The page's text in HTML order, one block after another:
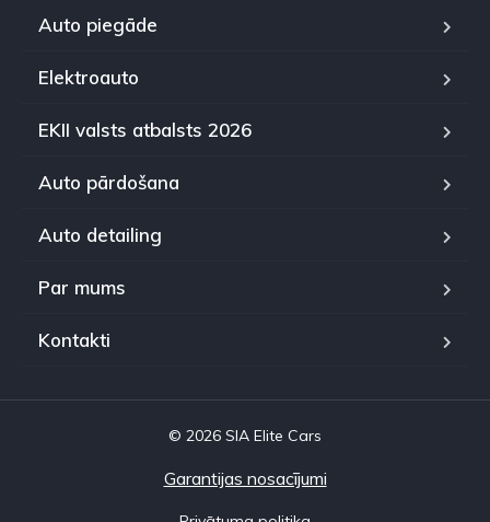
Auto piegāde
Elektroauto
EKII valsts atbalsts 2026
Auto pārdošana
Auto detailing
Par mums
Kontakti
© 2026 SIA Elite Cars
Garantijas nosacījumi